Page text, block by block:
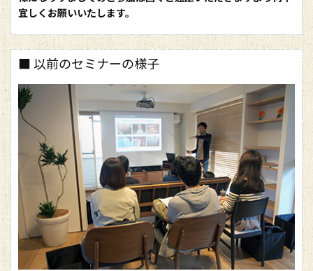
宜しくお願いいたします。
■ 以前のセミナーの様子